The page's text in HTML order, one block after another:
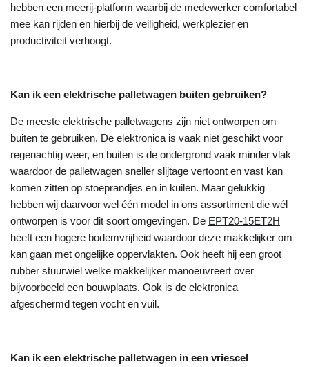
hebben een meerij-platform waarbij de medewerker comfortabel
mee kan rijden en hierbij de veiligheid, werkplezier en
productiviteit verhoogt.
Kan ik een elektrische palletwagen buiten gebruiken?
De meeste elektrische palletwagens zijn niet ontworpen om
buiten te gebruiken. De elektronica is vaak niet geschikt voor
regenachtig weer, en buiten is de ondergrond vaak minder vlak
waardoor de palletwagen sneller slijtage vertoont en vast kan
komen zitten op stoeprandjes en in kuilen. Maar gelukkig
hebben wij daarvoor wel één model in ons assortiment die wél
ontworpen is voor dit soort omgevingen. De EPT20-15ET2H
heeft een hogere bodemvrijheid waardoor deze makkelijker om
kan gaan met ongelijke oppervlakten. Ook heeft hij een groot
rubber stuurwiel welke makkelijker manoeuvreert over
bijvoorbeeld een bouwplaats. Ook is de elektronica
afgeschermd tegen vocht en vuil.
Kan ik een elektrische palletwagen in een vriescel